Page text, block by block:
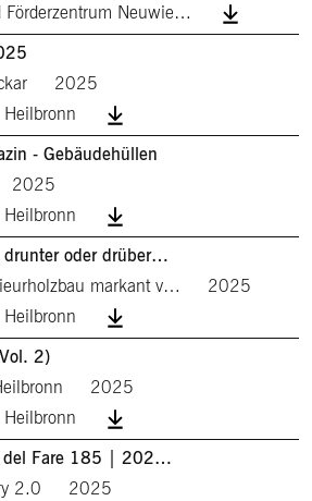
Förderzentrum Neuwie…
2025
- Gebäudehüllen
2025
oder drüber…
markant v…
2025
2)
2025
del Fare 185 | 202…
2.0
2025